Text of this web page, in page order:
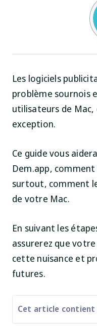
Les logiciels
problème sournois
utilisateurs de
exception.
Ce guide vous
Dem.app,
surtout, comment
de votre Mac.
En suivant les
assurerez que
cette nuisance et
futures.
Cet article contient